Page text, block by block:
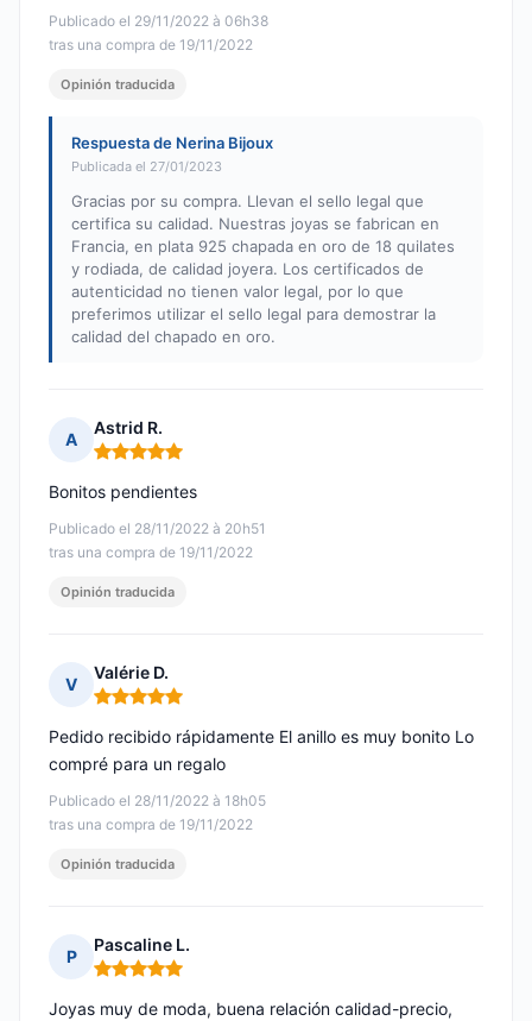
Publicado el 29/11/2022 à 06h38
tras una compra de 19/11/2022
Opinión traducida
Respuesta de Nerina Bijoux
Publicada el 27/01/2023
Gracias por su compra. Llevan el sello legal que
certifica su calidad. Nuestras joyas se fabrican en
Francia, en plata 925 chapada en oro de 18 quilates
y rodiada, de calidad joyera. Los certificados de
autenticidad no tienen valor legal, por lo que
preferimos utilizar el sello legal para demostrar la
calidad del chapado en oro.
A
Astrid R.
Nota: 5 de 5
Publicado el 28/11/2022 à 20h51
tras una compra de 19/11/2022
Bonitos pendientes
Opinión traducida
V
Valérie D.
Nota: 5 de 5
Publicado el 28/11/2022 à 18h05
tras una compra de 19/11/2022
Pedido recibido rápidamente El anillo es muy bonito Lo
compré para un regalo
Opinión traducida
P
Pascaline L.
Nota: 5 de 5
Joyas muy de moda, buena relación calidad-precio,